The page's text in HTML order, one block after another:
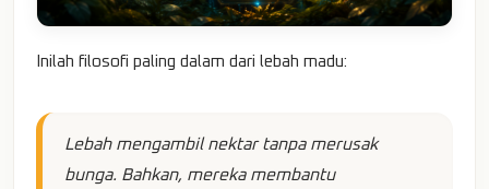
Inilah filosofi paling dalam dari lebah madu:
Lebah mengambil nektar tanpa merusak
bunga. Bahkan, mereka membantu